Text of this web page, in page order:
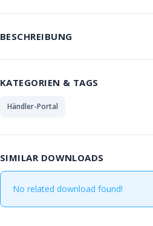
BESCHREIBUNG
KATEGORIEN & TAGS
Händler-Portal
SIMILAR DOWNLOADS
No related download found!